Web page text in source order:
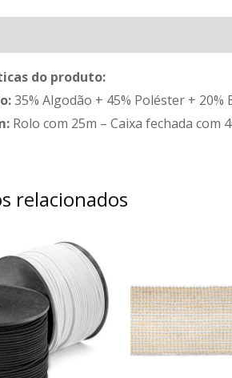
do produto:
35% Algodão + 45% Poléster + 20%
Rolo com 25m – Caixa fechada com
relacionados